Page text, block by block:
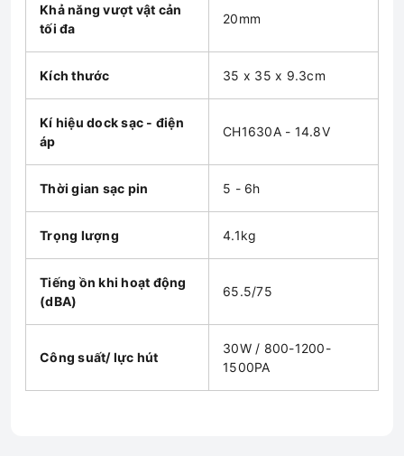
Khả năng vượt vật cản
tối đa
20mm
Kích thước 35 x 35 x 9.3cm
Kí hiệu dock sạc - điện
áp
CH1630A - 14.8V
Thời gian sạc pin 5 - 6h
Trọng lượng 4.1kg
Tiếng ồn khi hoạt động
(dBA)
65.5/75
Công suất/ lực hút
30W / 800-1200-
1500PA